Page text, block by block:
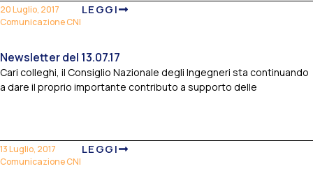
20 Luglio, 2017
Comunicazione CNI
LEGGI
Newsletter del 13.07.17
Cari colleghi, il Consiglio Nazionale degli Ingegneri sta continuando
a dare il proprio importante contributo a supporto delle
13 Luglio, 2017
Comunicazione CNI
LEGGI